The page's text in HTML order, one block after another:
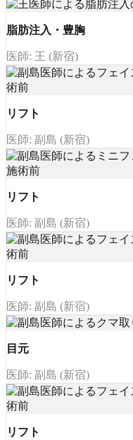
脂肪注入・豊胸
医師: 王 (新宿)
リフト
医師: 副島 (新宿)
リフト
医師: 副島 (新宿)
リフト
医師: 副島 (新宿)
目元
医師: 副島 (新宿)
リフト